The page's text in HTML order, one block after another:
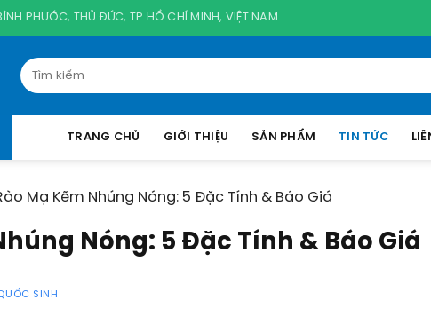
PHƯỚC, THỦ ĐỨC, TP HỒ CHÍ MINH, VIỆT NAM
Tìm
kiếm:
TRANG CHỦ GIỚI THIỆU SẢN PHẨM TIN TỨC
Mạ Kẽm Nhúng Nóng: 5 Đặc Tính & Báo Giá
Nóng: 5 Đặc Tính & Báo Giá
SINH